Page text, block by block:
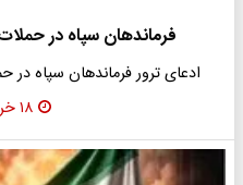
فرماندهان سپاه در
ادعای ترور فرماندهان سپاه در
۱۸ خرداد ۱۴۰۵